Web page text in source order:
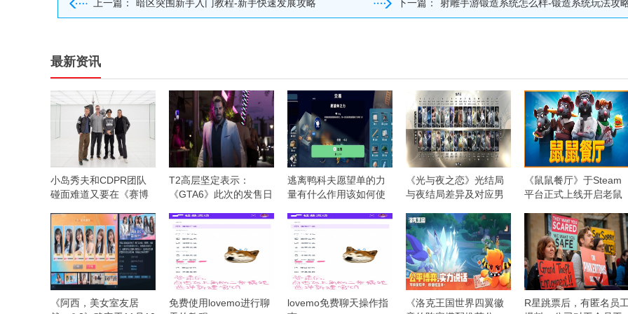
上一篇： 暗区突围新手入门教程-新手快速发展攻略 下一篇： 射雕手游锻造系统怎么样-锻造系统玩法攻
最新资讯
小岛秀夫和CDPR团队
碰面难道又要在《赛博
T2高层坚定表示：
《GTA6》此次的发售日
逃离鸭科夫愿望单的力
量有什么作用该如何使
《光与夜之恋》光结局
与夜结局差异及对应男
《鼠鼠餐厅》于Steam
平台正式上线开启老鼠
《阿西，美女室友居
免费使用lovemo进行聊
lovemo免费聊天操作指
《洛克王国世界四翼徽
R星跳票后，有匿名员